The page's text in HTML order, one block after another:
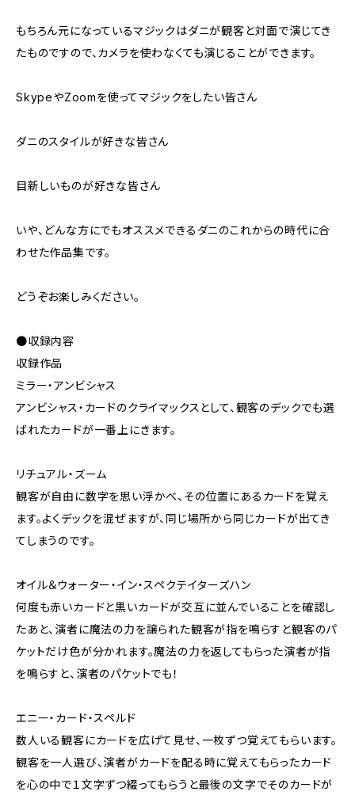
もちろん元になっているマジックはダニが観客と対面で演じてき
たものですので、カメラを使わなくても演じることができます。
SkypeやZoomを使ってマジックをしたい皆さん
ダニのスタイルが好きな皆さん
目新しいものが好きな皆さん
いや、どんな方にでもオススメできるダニのこれからの時代に合
わせた作品集です。
どうぞお楽しみください。
●収録内容
収録作品
ミラー・アンビシャス
アンビシャス・カードのクライマックスとして、観客のデックでも選
ばれたカードが一番上にきます。
リチュアル・ズーム
観客が自由に数字を思い浮かべ、その位置にあるカードを覚え
ます。よくデックを混ぜますが、同じ場所から同じカードが出てき
てしまうのです。
オイル＆ウォーター・イン・スペクテイターズハン
何度も赤いカードと黒いカードが交互に並んでいることを確認し
たあと、演者に魔法の力を譲られた観客が指を鳴らすと観客のパ
ケットだけ色が分かれます。魔法の力を返してもらった演者が指
を鳴らすと、演者のパケットでも！
エニー・カード・スペルド
数人いる観客にカードを広げて見せ、一枚ずつ覚えてもらいます。
観客を一人選び、演者がカードを配る時に覚えてもらったカード
を心の中で１文字ずつ綴ってもらうと最後の文字でそのカードが